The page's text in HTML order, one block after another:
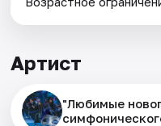
Артист
"Любимые